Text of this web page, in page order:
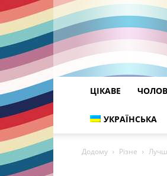
ЦІКАВЕ
УКРАЇНСЬКА
Додому Різне